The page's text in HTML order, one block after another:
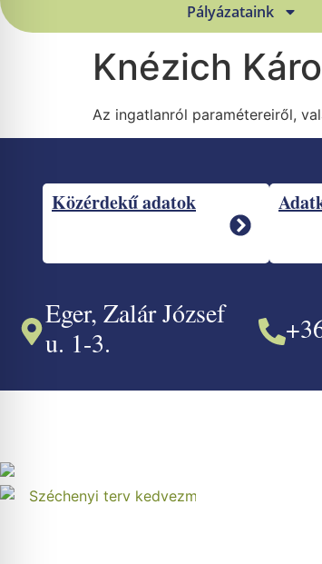
Pályázataink
Knézich
Az ingatlanról paramétereiről,
Közérdekű adatok
Eger, Zalár József
u. 1-3.